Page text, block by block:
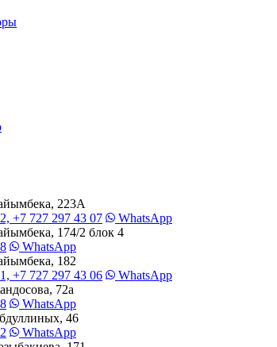
223А
+7 727 297 43 07
WhatsApp
174/2 блок 4
WhatsApp
182
+7 727 297 43 06
WhatsApp
72а
WhatsApp
46
WhatsApp